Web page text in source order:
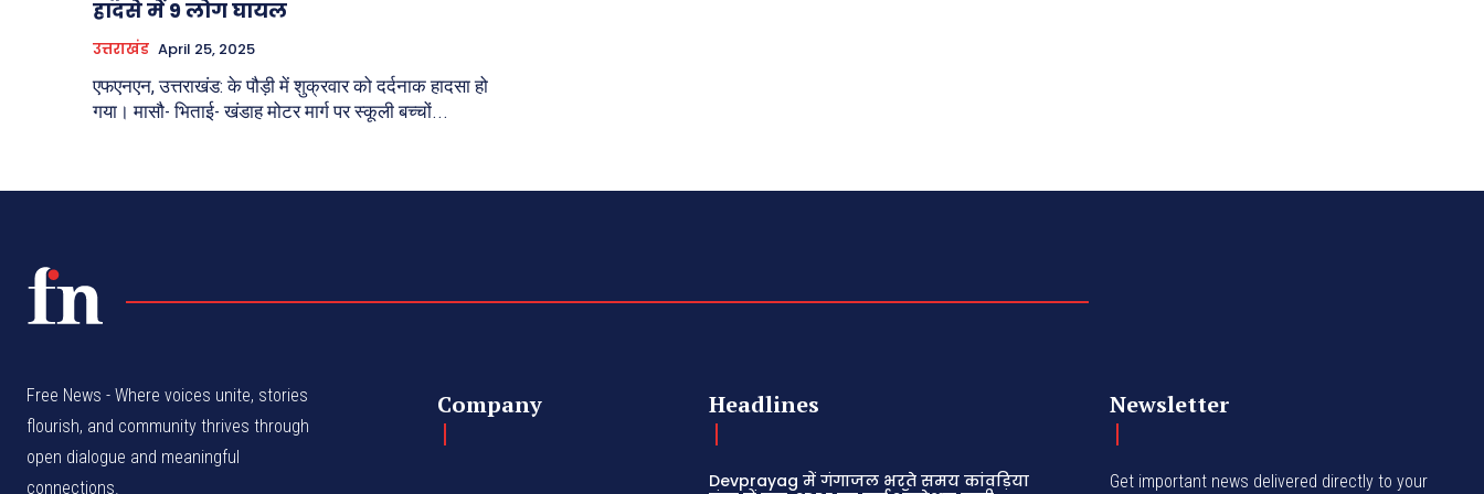
हादसे में 9 लोग घायल
उत्तराखंड April 25, 2025
एफएनएन, उत्तराखंड: के पौड़ी में शुक्रवार को दर्दनाक हादसा हो
गया। मासौ- भिताई- खंडाह मोटर मार्ग पर स्कूली बच्चों...
Free News - Where voices unite, stories
flourish, and community thrives through
open dialogue and meaningful
connections.
Company Headlines
Devprayag में गंगाजल भरते समय कांवड़िया
Newsletter
Get important news delivered directly to your